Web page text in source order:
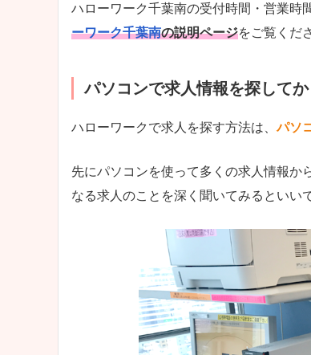
ハローワーク千葉南の受付時間・営業時
ーワーク千葉南の説明ページをご覧くだ
パソコンで求人情報を探して
ハローワークで求人を探す方法は、パソ
先にパソコンを使って多くの求人情報か
なる求人のことを深く聞いてみるといい